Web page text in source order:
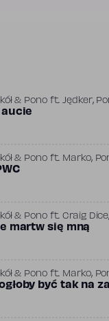
& Ponoft.Jędker,
Alibaba
aucie
& Ponoft. Marko,
(PL)
& Ponoft.Craig Dice,
(PL)
martw się mną
& Ponoft. Marko,
(PL) być tak na